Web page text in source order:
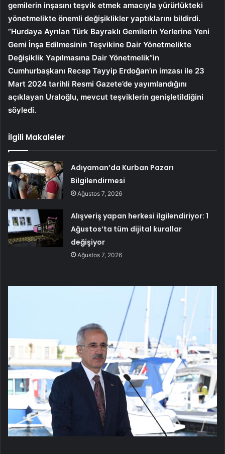
gemilerin inşasını teşvik etmek amacıyla yürürlükteki
yönetmelikte önemli değişiklikler yaptıklarını bildirdi.
”Hurdaya Ayrılan Türk Bayraklı Gemilerin Yerlerine Yeni
Gemi İnşa Edilmesinin Teşvikine Dair Yönetmelikte
Değişiklik Yapılmasına Dair Yönetmelik”in
Cumhurbaşkanı Recep Tayyip Erdoğan’ın imzası ile 23
Mart 2024 tarihli Resmi Gazete’de yayımlandığını
açıklayan Uraloğlu, mevcut teşviklerin genişletildiğini
söyledi.
İlgili Makaleler
Adıyaman’da Kurban Pazarı
Bilgilendirmesi
Ağustos 7, 2026
Alışveriş yapan herkesi ilgilendiriyor: 1
Ağustos’ta tüm dijital kurallar
değişiyor
Ağustos 7, 2026